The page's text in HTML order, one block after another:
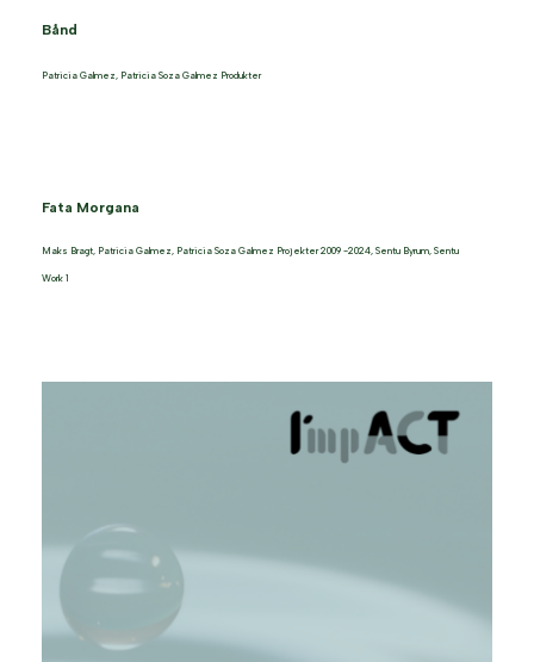
Bånd
Patricia Galmez, Patricia Soza Galmez Produkter
Fata Morgana
Maks Bragt, Patricia Galmez, Patricia Soza Galmez Projekter 2009 -2024, Sentu Byrum, Sentu
Work 1